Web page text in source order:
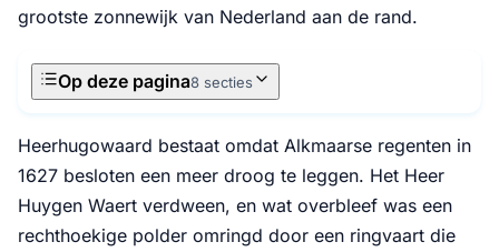
grootste zonnewijk van Nederland aan de rand.
Op deze pagina8 secties
Heerhugowaard bestaat omdat Alkmaarse regenten in
1627 besloten een meer droog te leggen. Het Heer
Huygen Waert verdween, en wat overbleef was een
rechthoekige polder omringd door een ringvaart die